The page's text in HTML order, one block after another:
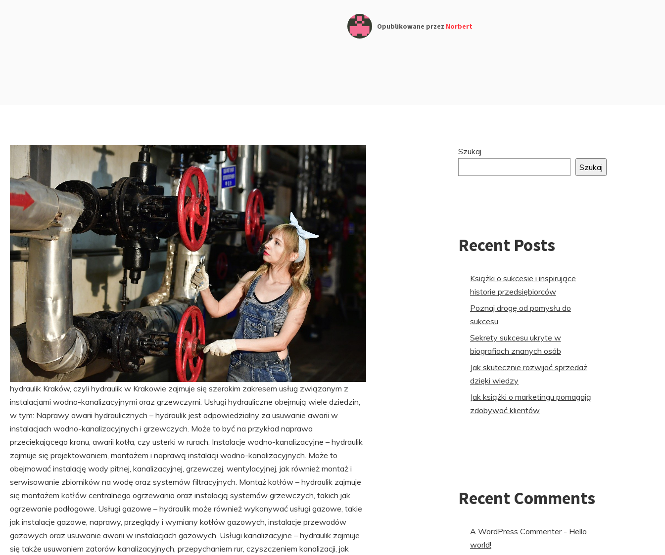
Opublikowane przez Norbert
hydraulik Kraków, czyli hydraulik w Krakowie zajmuje się szerokim zakresem usług związanym z
instalacjami wodno-kanalizacyjnymi oraz grzewczymi. Usługi hydrauliczne obejmują wiele dziedzin,
w tym: Naprawy awarii hydraulicznych – hydraulik jest odpowiedzialny za usuwanie awarii w
instalacjach wodno-kanalizacyjnych i grzewczych. Może to być na przykład naprawa
przeciekającego kranu, awarii kotła, czy usterki w rurach. Instalacje wodno-kanalizacyjne – hydraulik
zajmuje się projektowaniem, montażem i naprawą instalacji wodno-kanalizacyjnych. Może to
obejmować instalację wody pitnej, kanalizacyjnej, grzewczej, wentylacyjnej, jak również montaż i
serwisowanie zbiorników na wodę oraz systemów filtracyjnych. Montaż kotłów – hydraulik zajmuje
się montażem kotłów centralnego ogrzewania oraz instalacją systemów grzewczych, takich jak
ogrzewanie podłogowe. Usługi gazowe – hydraulik może również wykonywać usługi gazowe, takie
jak instalacje gazowe, naprawy, przeglądy i wymiany kotłów gazowych, instalacje przewodów
gazowych oraz usuwanie awarii w instalacjach gazowych. Usługi kanalizacyjne – hydraulik zajmuje
się także usuwaniem zatorów kanalizacyjnych, przepychaniem rur, czyszczeniem kanalizacji, jak
Przejdź
stopki
Szukaj
Szukaj
Recent Posts
Książki o sukcesie i inspirujące
historie przedsiębiorców
Poznaj drogę od pomysłu do
sukcesu
Sekrety sukcesu ukryte w
biografiach znanych osób
Jak skutecznie rozwijać sprzedaż
dzięki wiedzy
Jak książki o marketingu pomagają
zdobywać klientów
Recent Comments
A WordPress Commenter- Hello
world!